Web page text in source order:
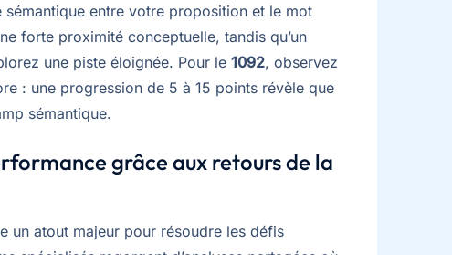
entre votre proposition et le mot
forte proximité conceptuelle, tandis qu’un
une piste éloignée. Pour le 1092, observez
: une progression de 5 à 15 points révèle que
sémantique.
grâce aux retours de la
un atout majeur pour résoudre les défis